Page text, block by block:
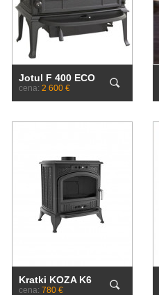
Jotul F 400 ECO
cena: 2 600 €
Kratki KOZA K6
cena: 780 €